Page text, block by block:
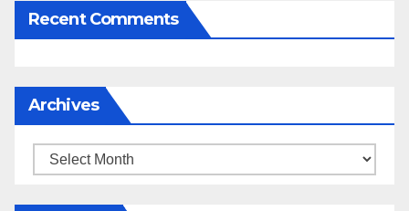
Recent Comments
Archives
Archives